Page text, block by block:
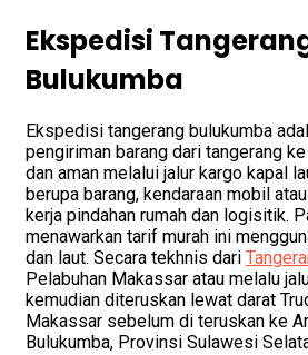
Ekspedisi
Bulukumba
Ekspedisi tangerang bulukumba
pengiriman barang dari tangerang
dan aman melalui jalur kargo kapal
berupa barang, kendaraan mobil
kerja pindahan rumah dan logisitik.
menawarkan tarif murah ini
dan laut. Secara tekhnis dari
Pelabuhan Makassar atau melalu
kemudian diteruskan lewat darat
Makassar sebelum di teruskan ke
Bulukumba, Provinsi Sulawesi